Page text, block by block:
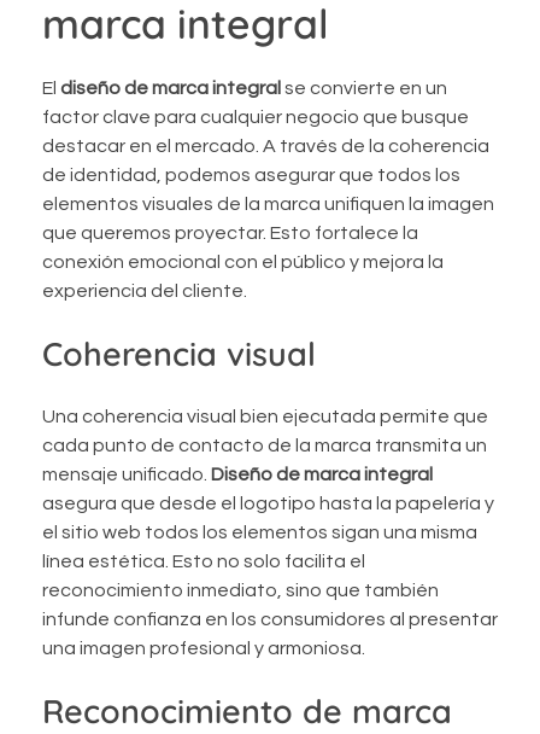
marca integral
El diseño de marca integral se convierte en un
factor clave para cualquier negocio que busque
destacar en el mercado. A través de la coherencia
de identidad, podemos asegurar que todos los
elementos visuales de la marca unifiquen la imagen
que queremos proyectar. Esto fortalece la
conexión emocional con el público y mejora la
experiencia del cliente.
Coherencia visual
Una coherencia visual bien ejecutada permite que
cada punto de contacto de la marca transmita un
mensaje unificado. Diseño de marca integral
asegura que desde el logotipo hasta la papelería y
el sitio web todos los elementos sigan una misma
línea estética. Esto no solo facilita el
reconocimiento inmediato, sino que también
infunde confianza en los consumidores al presentar
una imagen profesional y armoniosa.
Reconocimiento de marca